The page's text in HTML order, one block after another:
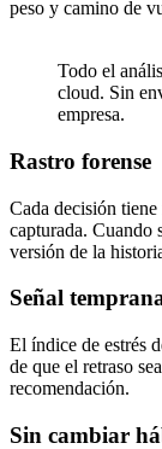
peso y camino de
Todo el
cloud. Sin
empresa.
Rastro forense
Cada decisión tiene
capturada. Cuando
versión de la
Señal
El índice de estrés
de que el retraso
recomendación.
Sin cambiar